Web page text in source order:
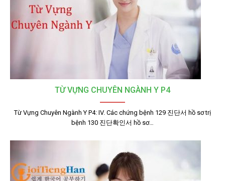
TỪ VỰNG CHUYÊN NGÀNH Y P4
Từ Vựng Chuyên Ngành Y P4: IV. Các chứng bệnh 129 진단서 hồ sơ trị
bệnh 130 진단확인서 hồ sơ…